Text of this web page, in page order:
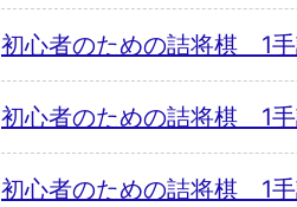
初心者のための詰将棋 1
初心者のための詰将棋 1
初心者のための詰将棋 1